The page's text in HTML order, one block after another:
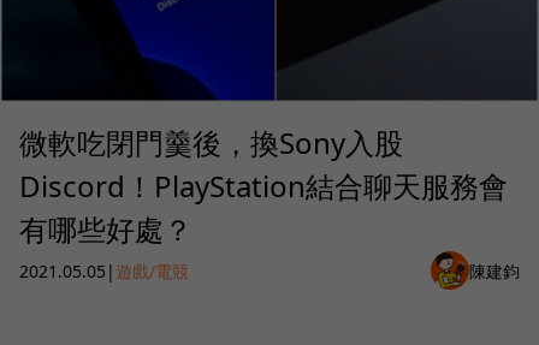
微軟吃閉門羹後，換Sony入股
Discord！PlayStation結合聊天服務會
有哪些好處？
2021.05.05 |遊戲/電競 陳建鈞